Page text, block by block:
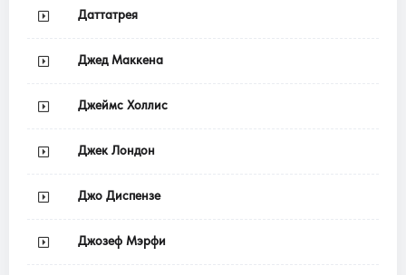
Даттатрея
Джед Маккена
Джеймс Холлис
Джек Лондон
Джо Диспензе
Джозеф Мэрфи